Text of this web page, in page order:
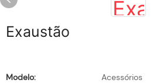
Exaustão
Modelo:
Acessórios